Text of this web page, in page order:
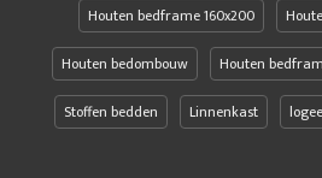
Houten bedframe 160x200
Houten bedombouw
Houten
Stoffen bedden
Linnenkast